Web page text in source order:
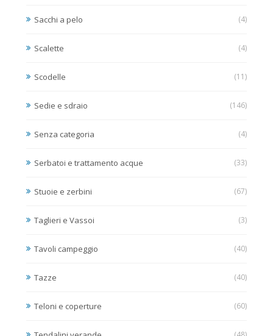
Sacchi a pelo (4)
Scalette (4)
Scodelle (11)
Sedie e sdraio (146)
Senza categoria (4)
Serbatoi e trattamento acque (33)
Stuoie e zerbini (67)
Taglieri e Vassoi (3)
Tavoli campeggio (40)
Tazze (40)
Teloni e coperture (60)